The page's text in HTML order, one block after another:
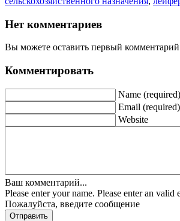
Нет комментариев
Вы можете оставить первый комментарий
Комментировать
Name (required)
Email (required)
Website
Ваш комментарий...
Please enter your name. Please enter an valid
Пожалуйста, введите сообщение
Отправить